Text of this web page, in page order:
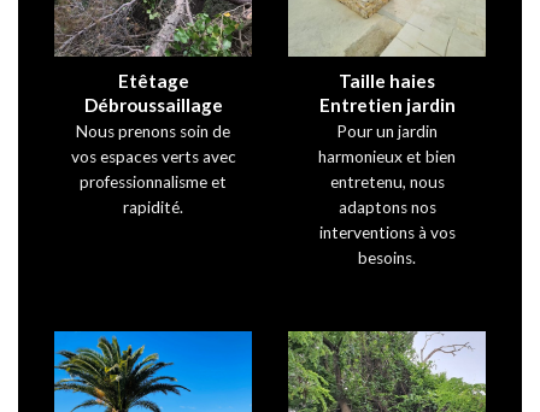
Etêtage
Débroussaillage
Nous prenons soin de
vos espaces verts avec
professionnalisme et
rapidité.
Taille haies
Entretien jardin
Pour un jardin
harmonieux et bien
entretenu, nous
adaptons nos
interventions à vos
besoins.